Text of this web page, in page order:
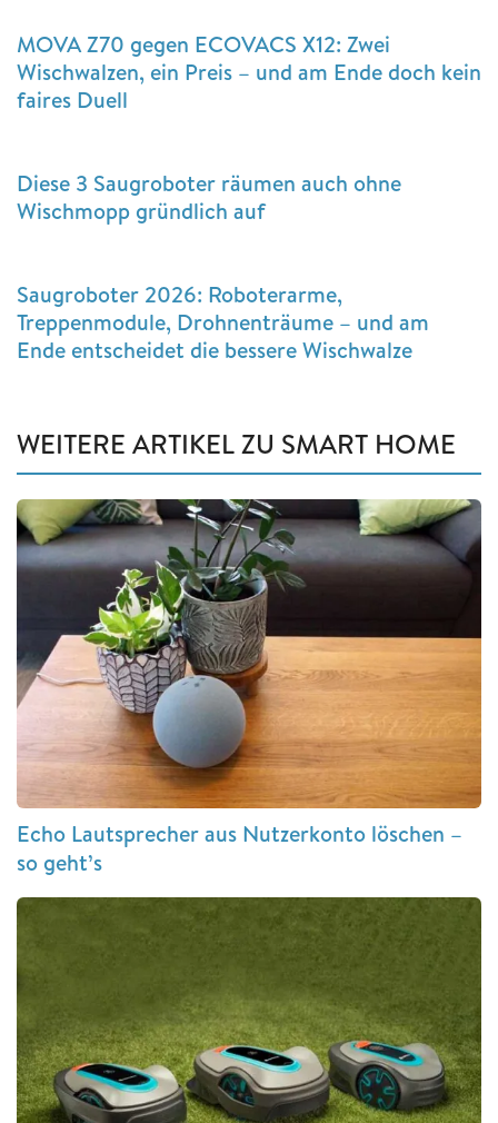
MOVA Z70 gegen ECOVACS X12: Zwei
Wischwalzen, ein Preis – und am Ende doch kein
faires Duell
Diese 3 Saugroboter räumen auch ohne
Wischmopp gründlich auf
Saugroboter 2026: Roboterarme,
Treppenmodule, Drohnenträume – und am
Ende entscheidet die bessere Wischwalze
WEITERE ARTIKEL ZU SMART HOME
Echo Lautsprecher aus Nutzerkonto löschen –
so geht’s